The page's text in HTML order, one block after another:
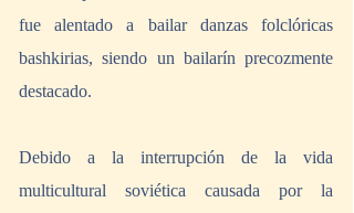
fue alentado a bailar danzas folclóricas
bashkirias, siendo un bailarín precozmente
destacado.
Debido a la interrupción de la vida
multicultural soviética causada por la